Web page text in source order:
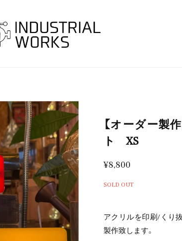
【オーダー製
ト XS
¥8,800
SOLD OUT
アクリルを印刷/くり
製作致します。